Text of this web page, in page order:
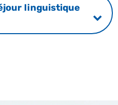
linguistique